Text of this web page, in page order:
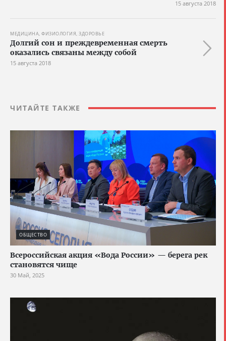
15 августа 2018
МЕДИЦИНА, ФИЗИОЛОГИЯ, ЗДОРОВЬЕ
Долгий сон и преждевременная смерть
оказались связаны между собой
15 августа 2018
ЧИТАЙТЕ ТАКЖЕ
ОБЩЕСТВО
Всероссийская акция «Вода России» — берега рек
становятся чище
30 Май, 2025